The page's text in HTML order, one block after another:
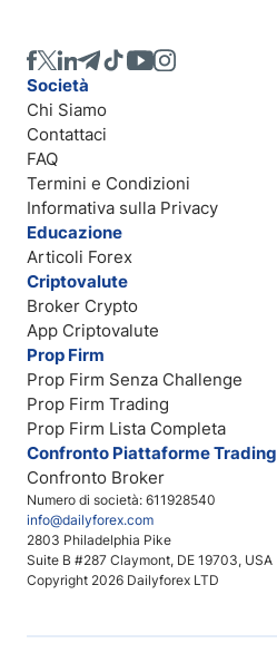
Numero di società: 611928540
info@dailyforex.com
2803 Philadelphia Pike
Suite B #287 Claymont, DE 19703, USA
Copyright 2026 Dailyforex LTD
Società
Chi Siamo
Contattaci
FAQ
Termini e Condizioni
Informativa sulla Privacy
Educazione
Articoli Forex
Criptovalute
Broker Crypto
App Criptovalute
Prop Firm
Prop Firm Senza Challenge
Prop Firm Trading
Prop Firm Lista Completa
Confronto Piattaforme Trading
Confronto Broker